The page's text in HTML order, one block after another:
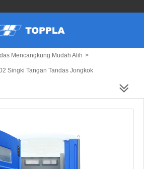
Mencangkung Mudah Alih >
Singki Tangan Tandas Jongkok